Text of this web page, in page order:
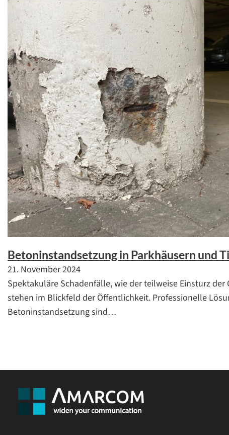
Betoninstandsetzung in Parkhäusern und
21. November 2024
Spektakuläre Schadenfälle, wie der teilweise Einsturz der
stehen im Blickfeld der Öffentlichkeit. Professionelle
Betoninstandsetzung sind…